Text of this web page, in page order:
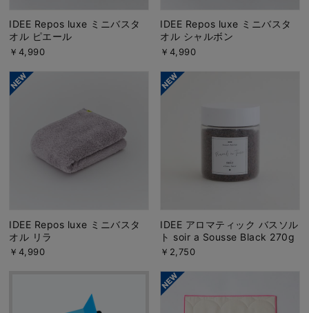
IDEE Repos luxe ミニバスタ
オル ピエール
￥4,990
IDEE Repos luxe ミニバスタ
オル シャルボン
￥4,990
IDEE Repos luxe ミニバスタ
オル リラ
￥4,990
IDEE アロマティック バスソル
ト soir a Sousse Black 270g
￥2,750